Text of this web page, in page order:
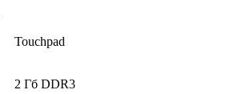
Touchpad
2 Гб DDR3